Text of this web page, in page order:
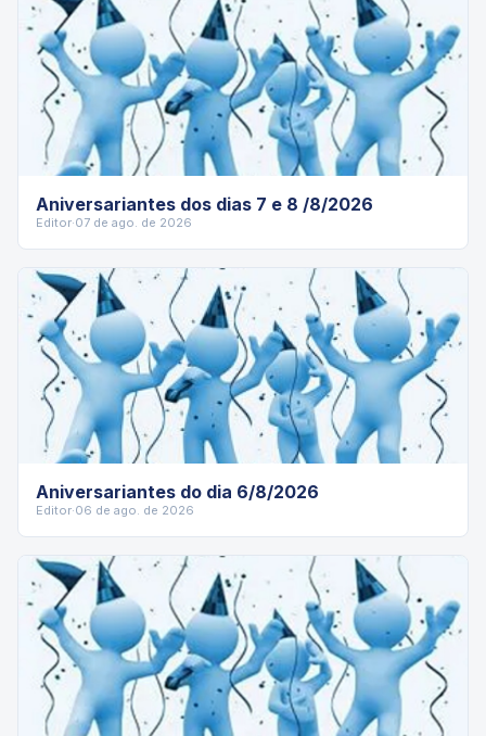
Aniversariantes dos dias 7 e 8 /8/2026
Editor·07 de ago. de 2026
Aniversariantes do dia 6/8/2026
Editor·06 de ago. de 2026